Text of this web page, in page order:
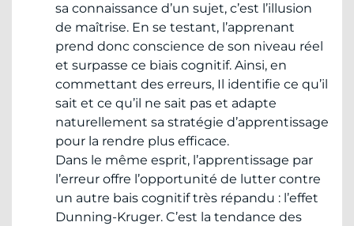
sa connaissance d’un sujet, c’est l’illusion
de maîtrise. En se testant, l’apprenant
prend donc conscience de son niveau réel
et surpasse ce biais cognitif. Ainsi, en
commettant des erreurs, Il identifie ce qu’il
sait et ce qu’il ne sait pas et adapte
naturellement sa stratégie d’apprentissage
pour la rendre plus efficace.
Dans le même esprit, l’apprentissage par
l’erreur offre l’opportunité de lutter contre
un autre bais cognitif très répandu : l’effet
Dunning-Kruger. C’est la tendance des